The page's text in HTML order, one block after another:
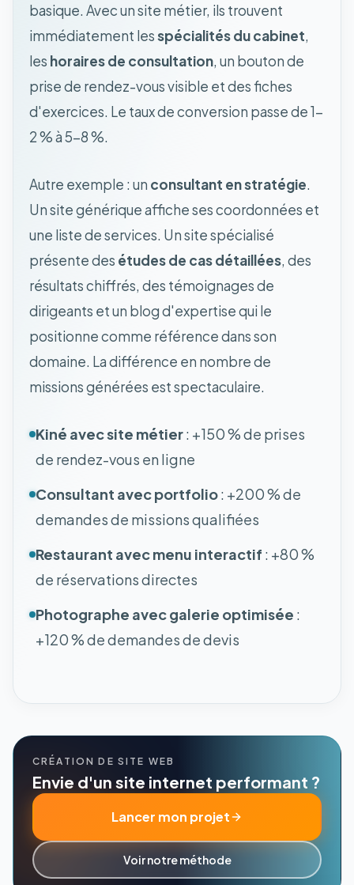
basique. Avec un site métier, ils trouvent
immédiatement lesspécialités du cabinet,
les horaires de consultation, un bouton de
prise de rendez-vous visible et des fiches
d'exercices. Le taux de conversion passe de 1-
2 % à 5-8 %.
Autre exemple : un consultant en stratégie.
Un site générique affiche ses coordonnées et
une liste de services. Un site spécialisé
présente des études de cas détaillées, des
résultats chiffrés, des témoignages de
dirigeants et un blog d'expertise qui le
positionne comme référence dans son
domaine. La différence en nombre de
missions générées est spectaculaire.
Kiné avec site métier: +150 % de prises
de rendez-vous en ligne
Consultant avec portfolio: +200 % de
demandes de missions qualifiées
Restaurant avec menu interactif : +80 %
de réservations directes
Photographe avec galerie optimisée :
+120 % de demandes de devis
CRÉATION DE SITE WEB
Envie d'un site internet performant ?
Lancer mon projet
Voir notre méthode